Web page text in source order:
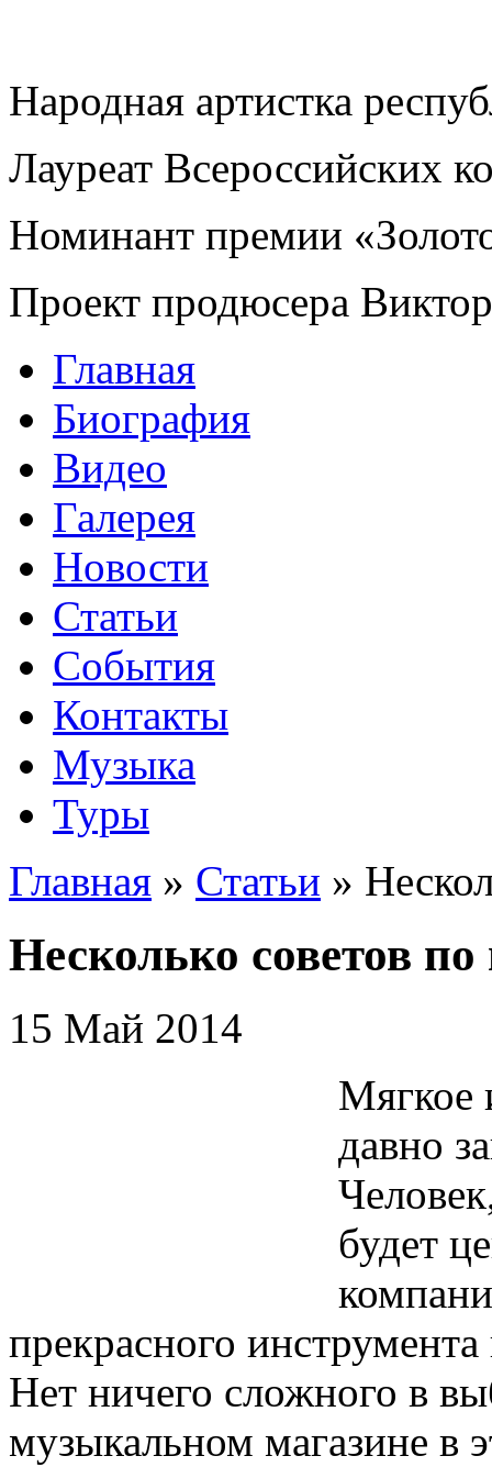
Народная артистка
Лауреат Всероссийских
Номинант премии
Проект продюсера
Главная
Биография
Видео
Галерея
Новости
Статьи
События
Контакты
Музыка
Туры
Главная » Статьи »
Несколько советов
15 Май 2014
Мягкое
давно
будет
прекрасного
Нет ничего сложного в
музыкальном магазине в